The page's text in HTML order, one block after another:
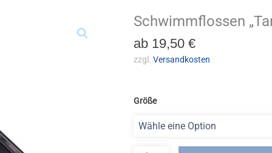
Schwimmflossen
ab 19,50 €
zzgl. Versandkosten
Größe
Schwimmflossen
Menge